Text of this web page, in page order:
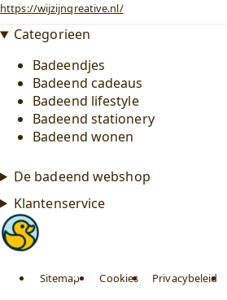
https://wijzijnqreative.nl/
Categorieen
Badeendjes
Badeend cadeaus
Badeend lifestyle
Badeend stationery
Badeend wonen
De badeend webshop
Klantenservice
Sitemap Cookies Privacybeleid